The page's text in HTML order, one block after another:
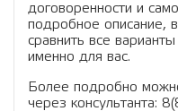
договоренности и
подробное описание,
сравнить все
именно для вас.
Более подробно
через консультанта: